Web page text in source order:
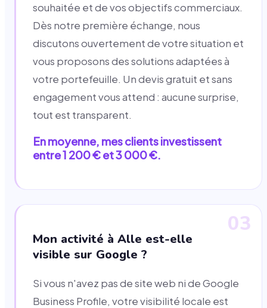
souhaitée et de vos objectifs commerciaux.
Dès notre première échange, nous
discutons ouvertement de votre situation et
vous proposons des solutions adaptées à
votre portefeuille. Un devis gratuit et sans
engagement vous attend : aucune surprise,
tout est transparent.
En moyenne, mes clients investissent
entre 1 200 € et 3 000 €.
03
Mon activité à Alle est-elle
visible sur Google ?
Si vous n'avez pas de site web ni de Google
Business Profile, votre visibilité locale est